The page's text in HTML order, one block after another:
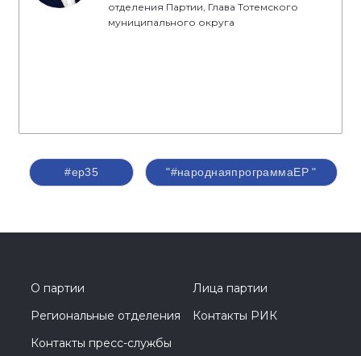
отделения Партии, Глава Тотемского
муниципального округа
#ер35 "#народнаяпрограммаЕР "
О партии
Лица партии
Региональные отделения
Контакты РИК
Контакты пресс-службы